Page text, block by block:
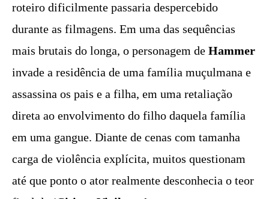
roteiro dificilmente passaria despercebido
durante as filmagens. Em uma das sequências
mais brutais do longa, o personagem de Hammer
invade a residência de uma família muçulmana e
assassina os pais e a filha, em uma retaliação
direta ao envolvimento do filho daquela família
em uma gangue. Diante de cenas com tamanha
carga de violência explícita, muitos questionam
até que ponto o ator realmente desconhecia o teor